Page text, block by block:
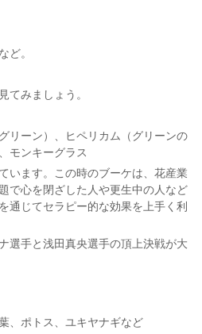
ど。
てみましょう。
リーン）、ヒペリカム（グリーンの
モンキーグラス
います。この時のブーケは、花産業
で心を閉ざした人や更生中の人など
通じてセラピー的な効果を上手く利
選手と浅田真央選手の頂上決戦が大
、ポトス、ユキヤナギなど